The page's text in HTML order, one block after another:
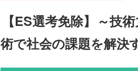
【ES選考免除】 ～技
術で社会の課題を解決